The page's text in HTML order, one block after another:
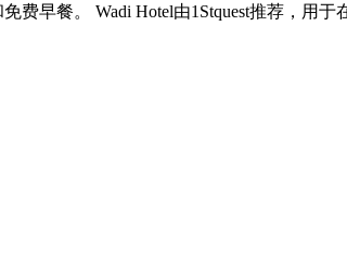
早餐。 Wadi Hotel由1Stquest推荐，用